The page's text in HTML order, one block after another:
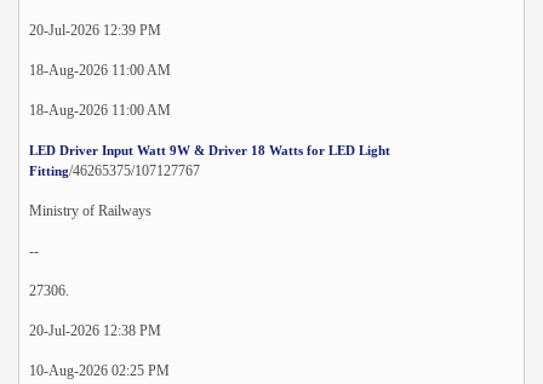
20-Jul-2026 12:39 PM
18-Aug-2026 11:00 AM
18-Aug-2026 11:00 AM
LED Driver Input Watt 9W & Driver 18 Watts for LED Light
Fitting/46265375/107127767
Ministry of Railways
--
27306.
20-Jul-2026 12:38 PM
10-Aug-2026 02:25 PM